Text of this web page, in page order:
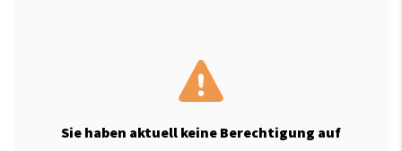
Sie haben aktuell keine Berechtigung auf